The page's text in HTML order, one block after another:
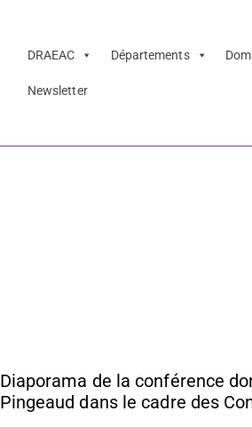
DRAEAC Départements
Newsletter
Diaporama de la conférence
Pingeaud dans le cadre des